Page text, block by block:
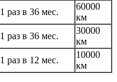
1 раз в 36 мес.
60000
км
1 раз в 36 мес.
30000
км
1 раз в 12 мес.
10000
км